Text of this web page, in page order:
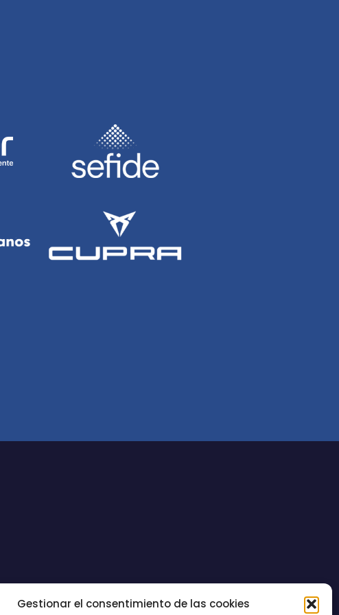
Gestionar el consentimiento de las cookies